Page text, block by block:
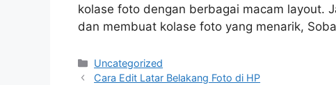
kolase foto dengan berbagai macam layout.
dan membuat kolase foto yang menarik,
Categories
Uncategorized
Cara Edit Latar Belakang Foto di HP